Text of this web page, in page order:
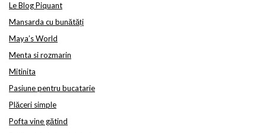
Le Blog Piquant
Mansarda cu bunătăți
Maya’s World
Menta si rozmarin
Mitinita
Pasiune pentru bucatarie
Plăceri simple
Pofta vine gătind